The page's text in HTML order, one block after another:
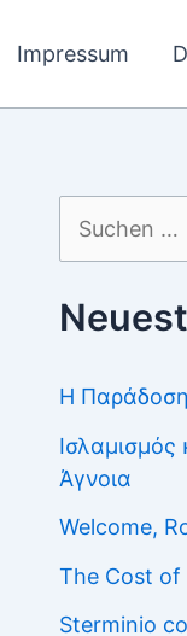
Impressum
Suchen
nach:
Η
Ισλαμισμός
Άγνοια
Welcome,
The Cost
Sterminio